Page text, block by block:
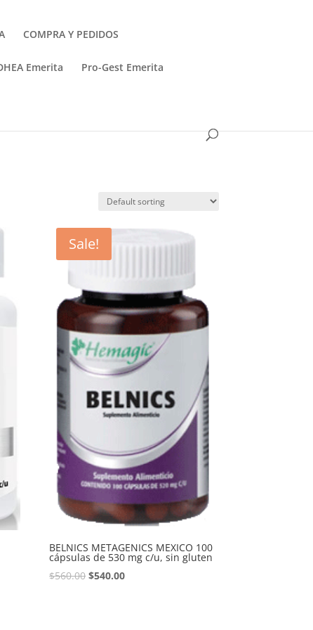
COMPRA Y PEDIDOS
Emerita Pro-Gest Emerita
Sale!
BELNICS METAGENICS MEXICO 100
cápsulas de 530 mg c/u, sin gluten
$560.00 $540.00